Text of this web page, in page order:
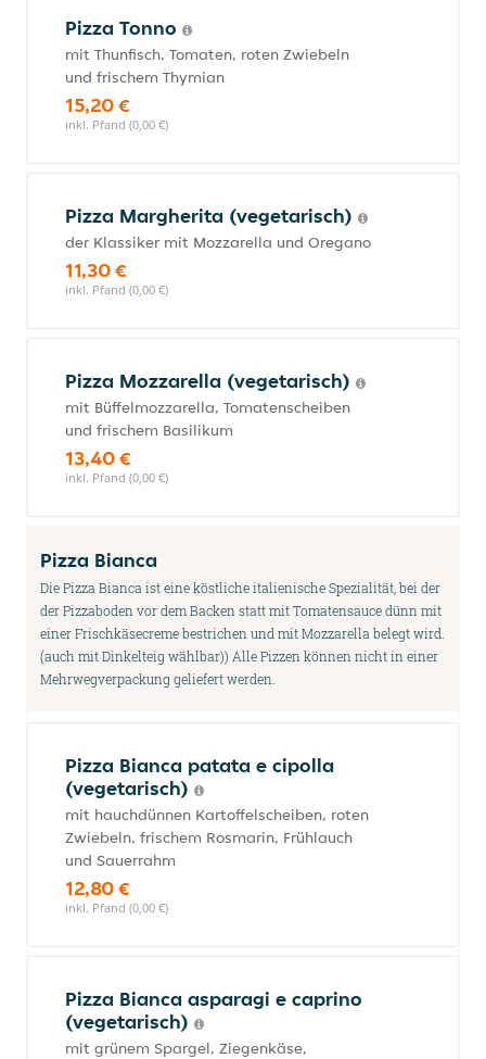
Pizza Tonno
mit Thunfisch, Tomaten, roten Zwiebeln
und frischem Thymian
15,20 €
inkl. Pfand (0,00 €)
Pizza Margherita (vegetarisch)
der Klassiker mit Mozzarella und Oregano
11,30 €
inkl. Pfand (0,00 €)
Pizza Mozzarella (vegetarisch)
mit Büffelmozzarella, Tomatenscheiben
und frischem Basilikum
13,40 €
inkl. Pfand (0,00 €)
Pizza Bianca
Die Pizza Bianca ist eine köstliche italienische Spezialität, bei der
der Pizzaboden vor dem Backen statt mit Tomatensauce dünn mit
einer Frischkäsecreme bestrichen und mit Mozzarella belegt wird.
(auch mit Dinkelteig wählbar)) Alle Pizzen können nicht in einer
Mehrwegverpackung geliefert werden.
Pizza Bianca patata e cipolla
(vegetarisch)
mit hauchdünnen Kartoffelscheiben, roten
Zwiebeln, frischem Rosmarin, Frühlauch
und Sauerrahm
12,80 €
inkl. Pfand (0,00 €)
Pizza Bianca asparagi e caprino
(vegetarisch)
mit grünem Spargel, Ziegenkäse,